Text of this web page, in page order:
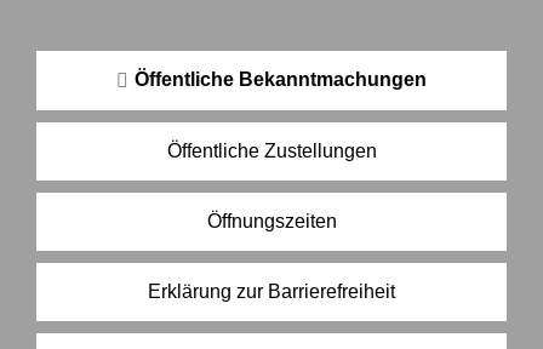
Öffentliche Bekanntmachungen
Öffentliche Zustellungen
Öffnungszeiten
Erklärung zur Barrierefreiheit